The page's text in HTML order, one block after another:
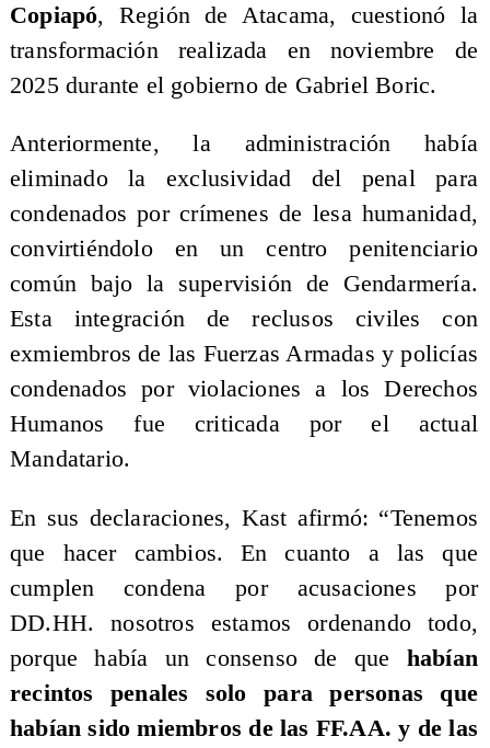
Copiapó, Región de Atacama, cuestionó la
transformación realizada en noviembre de
2025 durante el gobierno de Gabriel Boric.
Anteriormente, la administración había
eliminado la exclusividad del penal para
condenados por crímenes de lesa humanidad,
convirtiéndolo en un centro penitenciario
común bajo la supervisión de Gendarmería.
Esta integración de reclusos civiles con
exmiembros de las Fuerzas Armadas y policías
condenados por violaciones a los Derechos
Humanos fue criticada por el actual
Mandatario.
En sus declaraciones, Kast afirmó: “Tenemos
que hacer cambios. En cuanto a las que
cumplen condena por acusaciones por
DD.HH. nosotros estamos ordenando todo,
porque había un consenso de que habían
recintos penales solo para personas que
habían sido miembros de las FF.AA. y de las